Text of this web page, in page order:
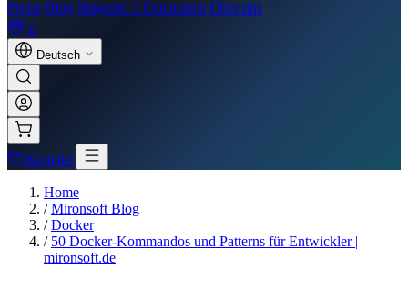
Preise Blog Magento 2 Extensions Über uns
0
Deutsch
Kontakt
Home
/ Mironsoft Blog
/ Docker
/ 50 Docker-Kommandos und Patterns für Entwickler |
mironsoft.de